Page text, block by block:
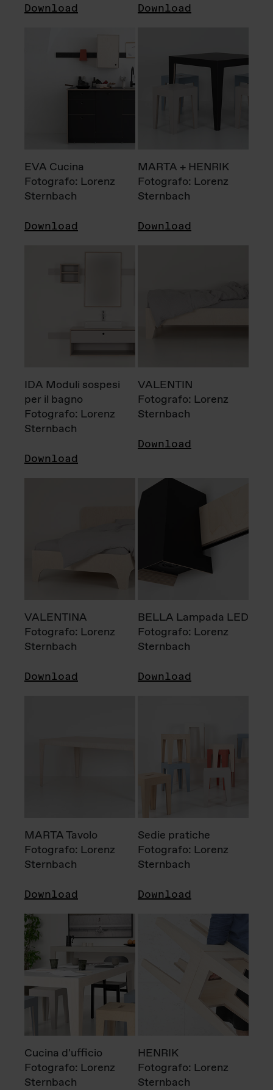
Download Download
EVA Cucina
Fotografo: Lorenz
Sternbach
Download
MARTA + HENRIK
Fotografo: Lorenz
Sternbach
Download
IDA Moduli sospesi
per il bagno
Fotografo: Lorenz
Sternbach
Download
VALENTIN
Fotografo: Lorenz
Sternbach
Download
VALENTINA
Fotografo: Lorenz
Sternbach
Download
BELLA Lampada LED
Fotografo: Lorenz
Sternbach
Download
MARTA Tavolo
Fotografo: Lorenz
Sternbach
Download
Sedie pratiche
Fotografo: Lorenz
Sternbach
Download
Cucina d'ufficio
Fotografo: Lorenz
Sternbach
HENRIK
Fotografo: Lorenz
Sternbach